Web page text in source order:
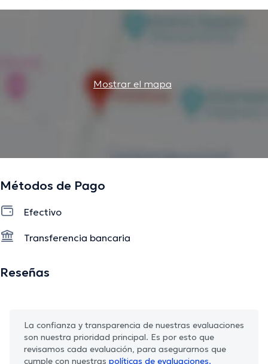
Mostrar el mapa
Métodos de Pago
Efectivo
Transferencia bancaria
Reseñas
La confianza y transparencia de nuestras evaluaciones
son nuestra prioridad principal. Es por esto que
revisamos cada evaluación, para asegurarnos que
cumple con nuestras políticas de evaluaciones.